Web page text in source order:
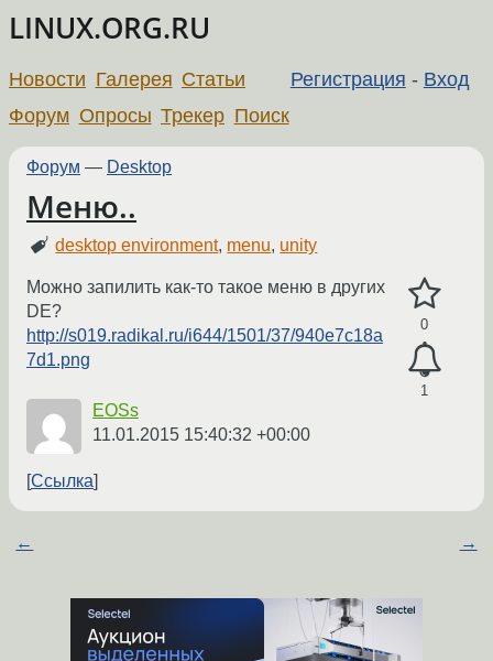
LINUX.ORG.RU
Регистрация - Вход
Новости Галерея Статьи
Форум Опросы Трекер Поиск
Форум — Desktop
Меню..
desktop environment, menu, unity
0
1
Можно запилить как-то такое меню в других
DE?
http://s019.radikal.ru/i644/1501/37/940e7c18a
7d1.png
EOSs
11.01.2015 15:40:32 +00:00
Ссылка
← →